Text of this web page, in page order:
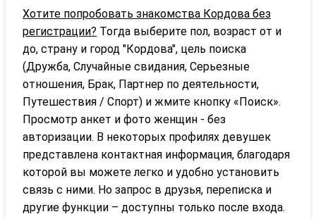
Хотите попробовать знакомства Кордова без
регистрации? Тогда выберите пол, возраст от и
до, страну и город "Кордова", цель поиска
(Дружба, Случайные свидания, Серьезные
отношения, Брак, Партнер по деятельности,
Путешествия / Спорт) и жмите кнопку «Поиск».
Просмотр анкет и фото женщин - без
авторизации. В некоторых профилях девушек
представлена контактная информация, благодаря
которой вы можете легко и удобно установить
связь с ними. Но запрос в друзья, переписка и
другие функции – доступны только после входа.